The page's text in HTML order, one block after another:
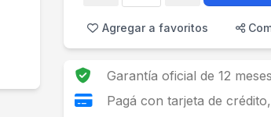
Agregar a favoritos
Garantía oficial de 12 meses
Pagá con tarjeta de